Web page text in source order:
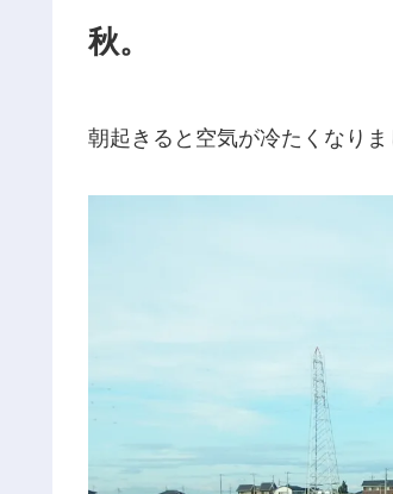
秋。
朝起きると空気が冷たくなりま